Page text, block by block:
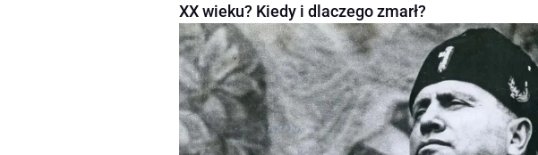
XX wieku? Kiedy i dlaczego zmarł?